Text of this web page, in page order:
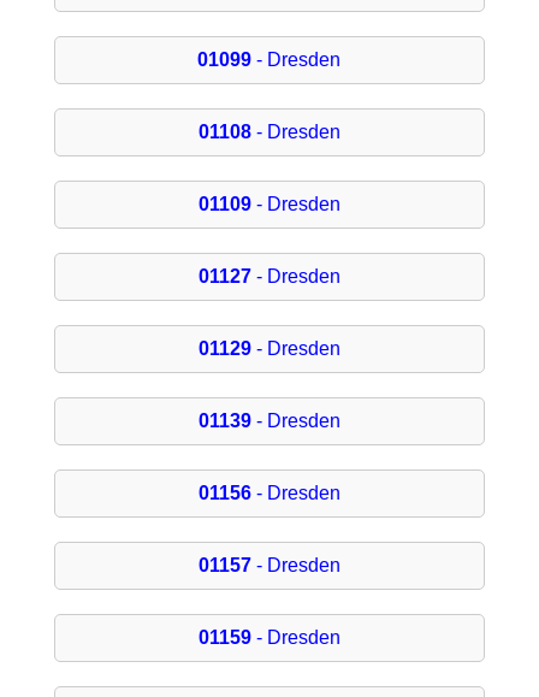
01099 - Dresden
01108- Dresden
01109- Dresden
01127- Dresden
01129- Dresden
01139- Dresden
01156- Dresden
01157- Dresden
01159- Dresden